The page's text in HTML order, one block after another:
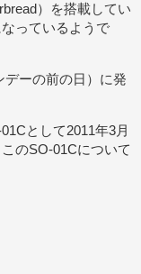
）を搭載してい
っているようで
デーの前の日）に発
として2011年3月
のSO-01Cについて